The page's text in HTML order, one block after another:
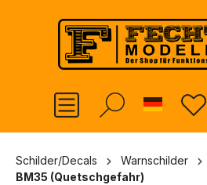
springen
German
Schilder/Decals
Warnschilder
BM35 (Quetschgefahr)